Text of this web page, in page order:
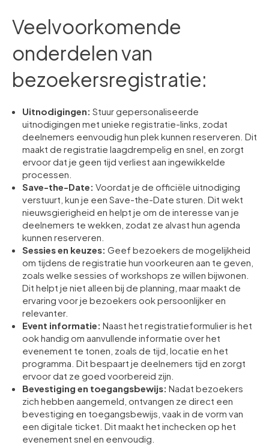
Veelvoorkomende
onderdelen van
bezoekersregistratie:
Uitnodigingen: Stuur gepersonaliseerde
uitnodigingen met unieke registratie-links, zodat
deelnemers eenvoudig hun plek kunnen reserveren. Dit
maakt de registratie laagdrempelig en snel, en zorgt
ervoor dat je geen tijd verliest aan ingewikkelde
processen.
Save-the-Date: Voordat je de officiële uitnodiging
verstuurt, kun je een Save-the-Date sturen. Dit wekt
nieuwsgierigheid en helpt je om de interesse van je
deelnemers te wekken, zodat ze alvast hun agenda
kunnen reserveren.
Sessies en keuzes: Geef bezoekers de mogelijkheid
om tijdens de registratie hun voorkeuren aan te geven,
zoals welke sessies of workshops ze willen bijwonen.
Dit helpt je niet alleen bij de planning, maar maakt de
ervaring voor je bezoekers ook persoonlijker en
relevanter.
Event informatie: Naast het registratieformulier is het
ook handig om aanvullende informatie over het
evenement te tonen, zoals de tijd, locatie en het
programma. Dit bespaart je deelnemers tijd en zorgt
ervoor dat ze goed voorbereid zijn.
Bevestiging en toegangsbewijs: Nadat bezoekers
zich hebben aangemeld, ontvangen ze direct een
bevestiging en toegangsbewijs, vaak in de vorm van
een digitale ticket. Dit maakt het inchecken op het
evenement snel en eenvoudig.